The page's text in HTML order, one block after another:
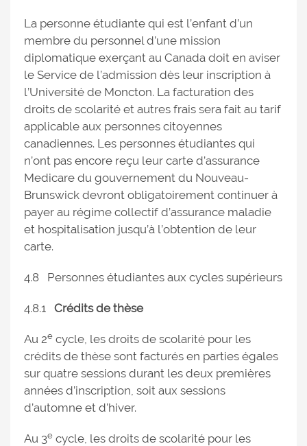
La personne étudiante qui est l’enfant d’un
membre du personnel d’une mission
diplomatique exerçant au Canada doit en aviser
le Service de l’admission dès leur inscription à
l’Université de Moncton. La facturation des
droits de scolarité et autres frais sera fait au tarif
applicable aux personnes citoyennes
canadiennes. Les personnes étudiantes qui
n’ont pas encore reçu leur carte d’assurance
Medicare du gouvernement du Nouveau-
Brunswick devront obligatoirement continuer à
payer au régime collectif d’assurance maladie
et hospitalisation jusqu’à l’obtention de leur
carte.
4.8 Personnes étudiantes aux cycles supérieurs
4.8.1 Crédits de thèse
Au 2e cycle, les droits de scolarité pour les
crédits de thèse sont facturés en parties égales
sur quatre sessions durant les deux premières
années d’inscription, soit aux sessions
d’automne et d’hiver.
Au 3e cycle, les droits de scolarité pour les